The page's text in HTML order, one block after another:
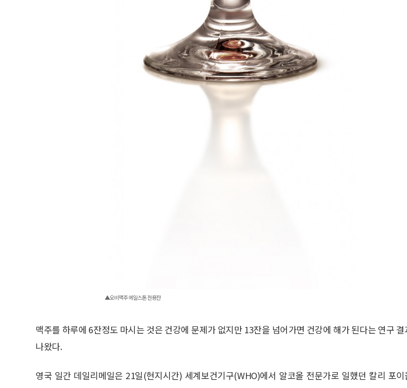
▲오비맥주 에일스톤 전용잔
맥주를 하루에 6잔정도 마시는 것은 건강에 문제가 없지만 13잔을 넘어가면 건강에 해가 된다는 연구
나왔다.
영국 일간 데일리메일은 21일(현지시간) 세계보건기구(WHO)에서 알코올 전문가로 일했던 칼리 포이